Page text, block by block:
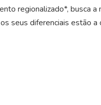
regionalizado*, busca
seus diferenciais estão a